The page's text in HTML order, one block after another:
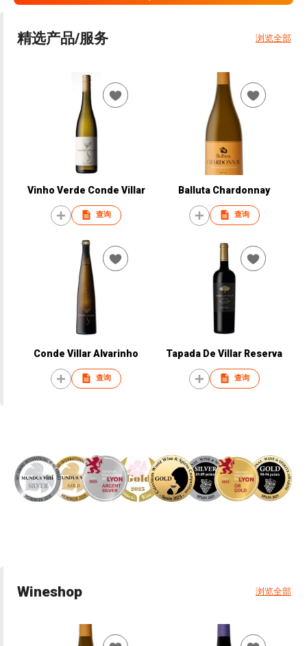
精选产品/服务 浏览全部
Vinho Verde Conde Villar
查询
Balluta Chardonnay
查询
Conde Villar Alvarinho
查询
Tapada De Villar Reserva
查询
Wineshop 浏览全部